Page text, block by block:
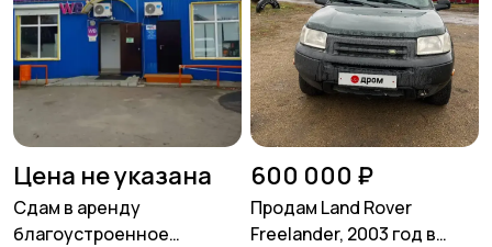
Цена не указана
Сдам в аренду
благоустроенное
600 000 ₽
Продам Land Rover
Freelander, 2003 год в